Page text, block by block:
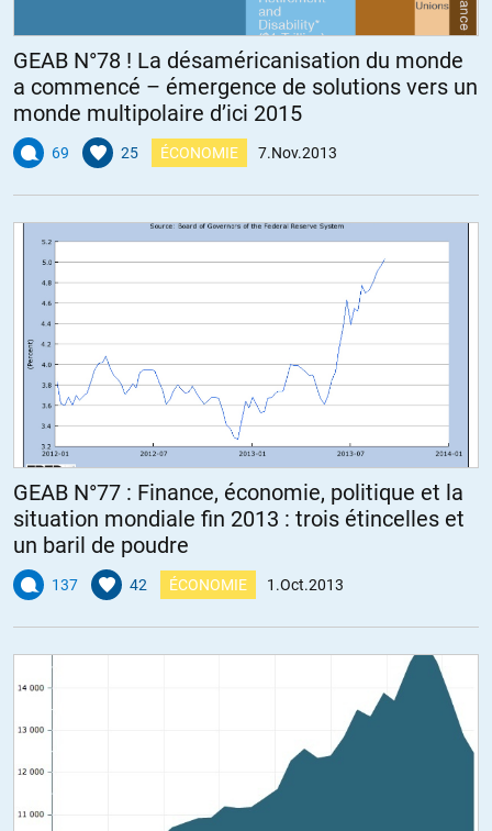
GEAB N°78 ! La désaméricanisation du monde
a commencé – émergence de solutions vers un
monde multipolaire d’ici 2015
69 25 ÉCONOMIE 7.Nov.2013
GEAB N°77 : Finance, économie, politique et la
situation mondiale fin 2013 : trois étincelles et
un baril de poudre
137 42 ÉCONOMIE 1.Oct.2013